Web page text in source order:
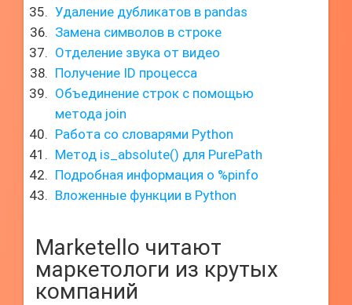
Удаление дубликатов в pandas
Замена символов в строке
Отделение звука от видео
Получение ID процесса
Объединение строк с помощью
метода join
Работа со словарями Python
Метод is_absolute() для PurePath
Подробная информация о %pinfo
Вложенные функции в Python
Marketello читают
маркетологи из крутых
компаний